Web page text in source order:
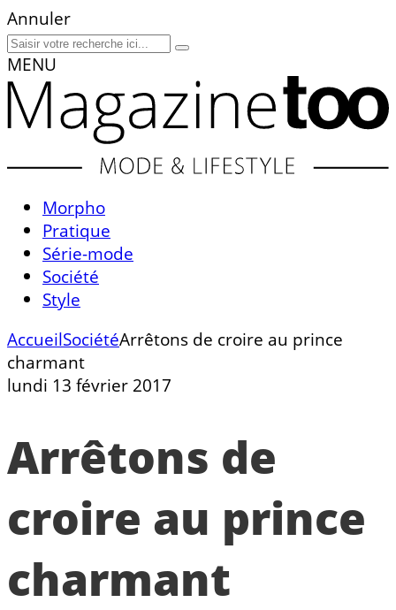
Annuler
MENU
Morpho
Pratique
Série-mode
Société
Style
AccueilSociétéArrêtons de croire au prince
charmant
lundi 13 février 2017
Arrêtons de
croire au prince
charmant